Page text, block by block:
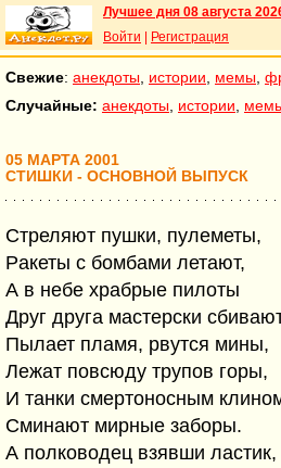
Лучшее дня 08 августа
Войти
Регистрация
Свежие: анекдоты истории мемы
Случайные: анекдоты истории
05 МАРТА 2001
СТИШКИ - ОСНОВНОЙ ВЫПУСК
Стреляют пушки, пулеметы,
Pакеты с бомбами летают,
А в небе храбрые пилоты
Друг друга мастерски
Пылает пламя, рвутся мины,
Лежат повсюду трупов горы,
И танки смертоносным
Сминают мирные заборы.
А полководец взявши ластик,